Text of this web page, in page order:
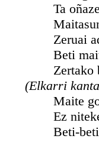
Ta oñazeai
Maitasun
Zeruai
Beti
Zertako bizi
(Elkarri
Maite
Ez niteke
Beti-betiko